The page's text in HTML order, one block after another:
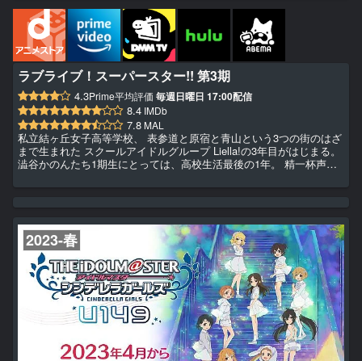
ラブライブ！スーパースター!! 第3期
4.3Prime平均評価 毎週日曜日 17:00配信
8.4 IMDb
7.8 MAL
私立結ヶ丘女子高等学校、 表参道と原宿と青山という3つの街のはざ
まで生まれた スクールアイドルグループ Liella!の3年目がはじまる。
澁谷かのんたち1期生にとっては、高校生活最後の1年。 精一杯声響
前に。 「約束をしよう――。」 5人で踏み出し、9人で夢を叶えて、
2023-春